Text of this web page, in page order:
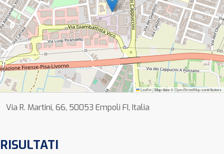
Leaflet|Map data ©OpenStreetMapcontributors
Via R. Martini, 66, 50053 Empoli FI, Italia
RISULTATI